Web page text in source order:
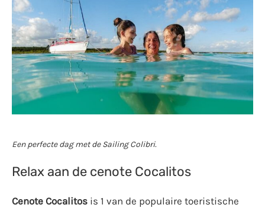
Een perfecte dag met de Sailing Colibri.
Relax aan de cenote Cocalitos
Cenote Cocalitos is 1 van de populaire toeristische